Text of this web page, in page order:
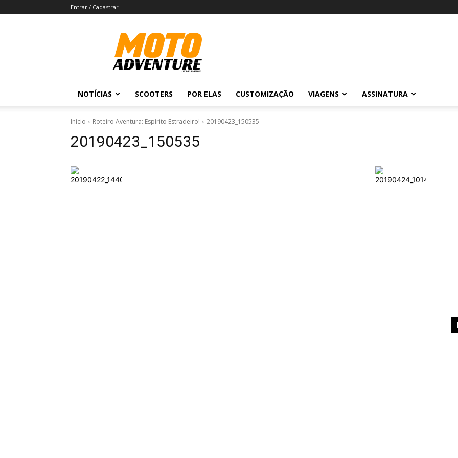
Entrar / Cadastrar
Revista
Moto
Adventure
NOTÍCIAS SCOOTERS POR ELAS CUSTOMIZAÇÃO VIAGENS ASSINATURA
Início Roteiro Aventura: Espírito Estradeiro! 20190423_150535
20190423_150535